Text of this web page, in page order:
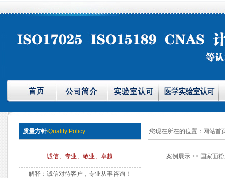
质量方针/Quality Policy
诚信、专业、敬业、卓越
解释：诚信对待客户，专业从事咨询！
您现在所在的位置： 网站首
案例展示>> 国家面